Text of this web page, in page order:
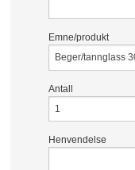
Emne/produkt
Antall
Henvendelse